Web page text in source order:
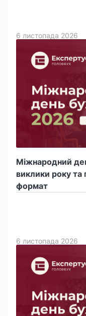
Міжнародний
виклики року та
формат
6 листопада 2026
6 листопада 2026